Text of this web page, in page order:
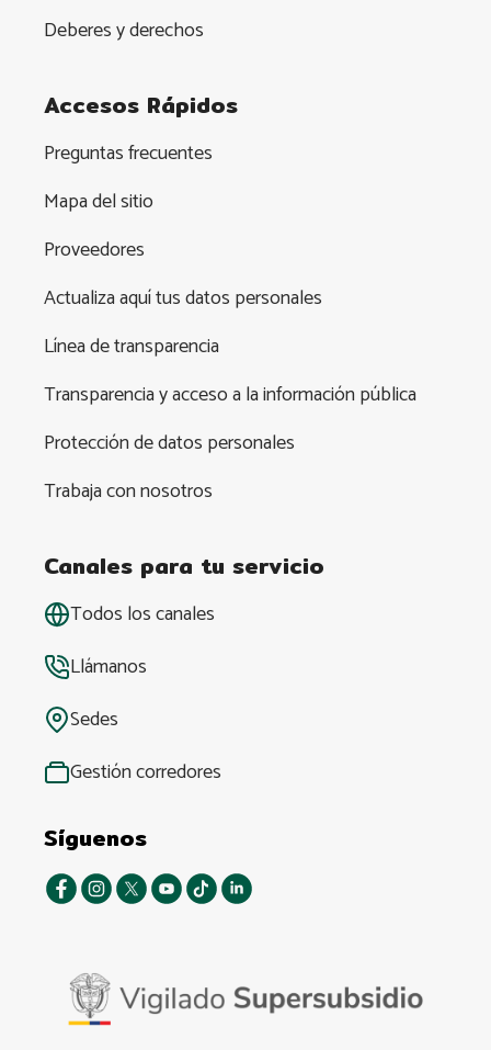
Deberes y derechos
Accesos Rápidos
Preguntas frecuentes
Mapa del sitio
Proveedores
Actualiza aquí tus datos personales
Línea de transparencia
Transparencia y acceso a la información pública
Protección de datos personales
Trabaja con nosotros
Canales para tu servicio
Todos los canales
Llámanos
Sedes
Gestión corredores
Síguenos